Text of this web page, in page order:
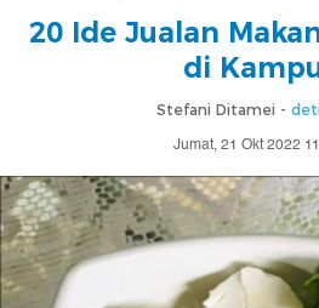
20 Ide Jualan
di
Stefani Ditamei -
Jumat, 21 Okt 2022